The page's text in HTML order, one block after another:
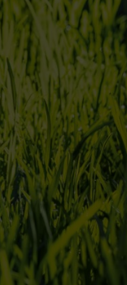
5 e 6 cm durante
a receber água